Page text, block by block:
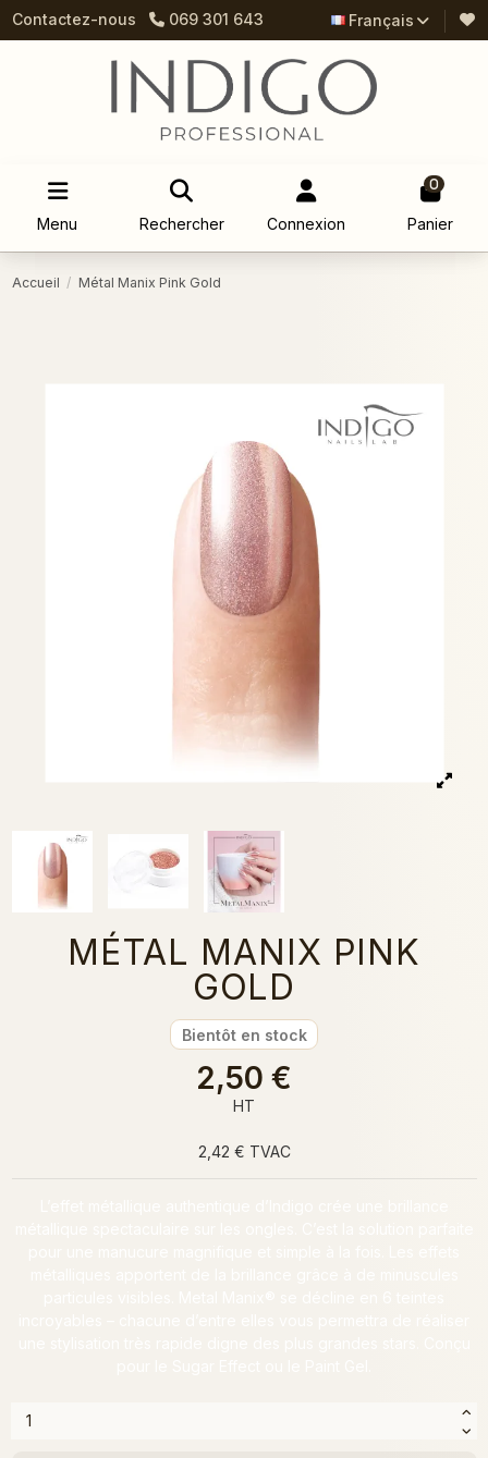
Contactez-nous 069 301 643 Français
Menu Rechercher Connexion
0
Panier
Accueil Métal Manix Pink Gold
MÉTAL MANIX PINK
GOLD
Bientôt en stock
2,50 €
HT
2,42 € TVAC